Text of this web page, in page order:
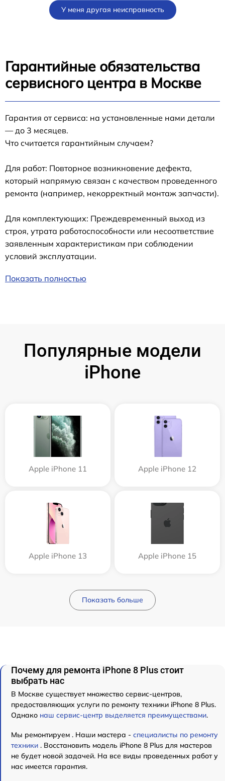
У меня другая неисправность
Гарантийные обязательства
сервисного центра в Москве
Гарантия от сервиса: на установленные нами детали
— до 3 месяцев.
Что считается гарантийным случаем?
Для работ: Повторное возникновение дефекта,
который напрямую связан с качеством проведенного
ремонта (например, некорректный монтаж запчасти).
Для комплектующих: Преждевременный выход из
строя, утрата работоспособности или несоответствие
заявленным характеристикам при соблюдении
условий эксплуатации.
Показать полностью
Популярные модели
iPhone
Apple iPhone 11 Apple iPhone 12
Apple iPhone 13 Apple iPhone 15
Показать больше
Почему для ремонта iPhone 8 Plus стоит
выбрать нас
В Москве существует множество сервис-центров,
предоставляющих услуги по ремонту техники iPhone 8 Plus.
Однако наш сервис-центр выделяется преимуществами.
Мы ремонтируем . Наши мастера - специалисты по ремонту
техники . Восстановить модель iPhone 8 Plus для мастеров
не будет новой задачей. На все виды проведенных работ у
нас имеется гарантия.